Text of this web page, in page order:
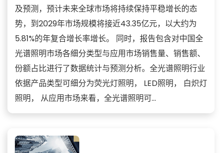
及预测，预计未来全球市场将持续保持平稳增长的态
势，到2029年市场规模将接近43.35亿元，以大约为
5.81%的年复合增长率增长。 同时，报告包含对中国全
光谱照明市场各细分类型与应用市场销售量、销售额、
份额占比进行了数据统计与预测分析。全光谱照明行业
依据产品类型可细分为荧光灯照明， LED照明， 白炽灯
照明， 从应用市场来看，全光谱照明可...